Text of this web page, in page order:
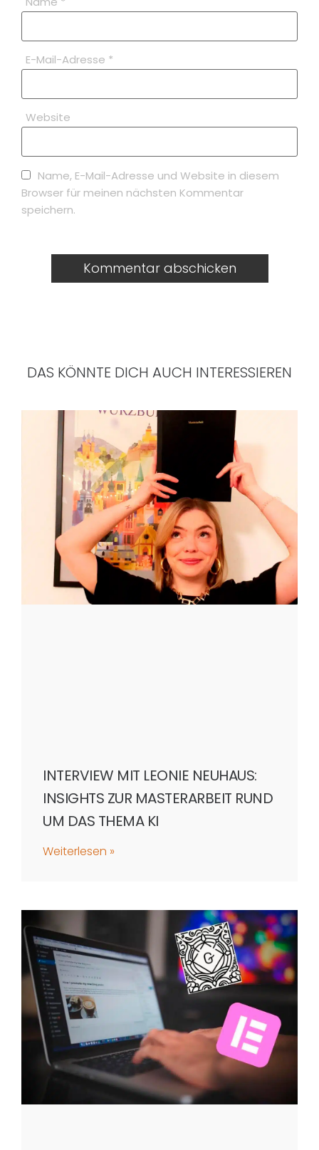
E-Mail-Adresse *
Website
Name, E-Mail-Adresse und Website in diesem
Browser für meinen nächsten Kommentar
speichern.
DAS KÖNNTE DICH AUCH INTERESSIEREN
INTERVIEW MIT LEONIE NEUHAUS:
INSIGHTS ZUR MASTERARBEIT RUND
UM DAS THEMA KI
Weiterlesen »